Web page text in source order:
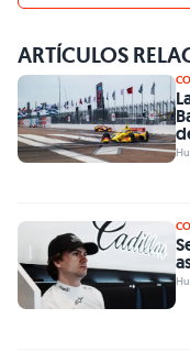
ARTÍCULOS